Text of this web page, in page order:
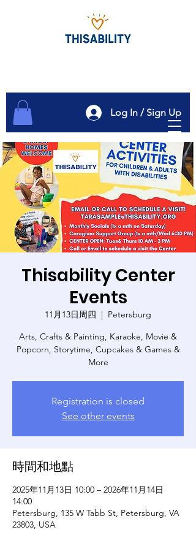
Log In / Sign Up
Thisability Center
Events
11月13日周四
  |
Petersburg
Arts, Crafts & Painting, Karaoke, Movie &
Popcorn, Storytime, Cupcakes & Games &
More
Registration is closed
See other events
時間和地點
2025年11月13日 10:00 – 2026年11月14日
14:00
Petersburg, 135 W Tabb St, Petersburg, VA
23803, USA